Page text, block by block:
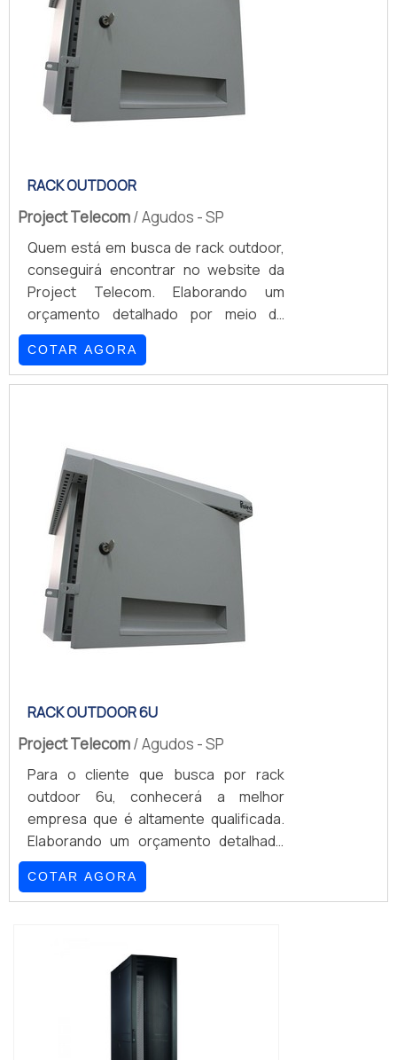
RACK OUTDOOR
Project Telecom/ Agudos - SP
Quem está em busca de rack outdoor,
conseguirá encontrar no website da
Project Telecom. Elaborando um
orçamento detalhado por meio da
plataforma de divulgação das indústrias
e achando a líder do mercado.É
importante lembrar que o produto deve
de cuidado ajuda a garantir a qualidade
e durabilidade dos materiais, além de
evitar prejuízos com substituições
frequentes d...
COTAR AGORA
RACK OUTDOOR 6U
Project Telecom/ Agudos - SP
Para o cliente que busca por rack
outdoor 6u, conhecerá a melhor
empresa que é altamente qualificada.
Elaborando um orçamento detalhado
por meio da plataforma de divulgação
das indústrias e achando a líder do
mercado.É importante lembrar que o
com empresas especializadas no
segmento. Esse tipo de cuidado ajuda
com substituiçõe...
COTAR AGORA